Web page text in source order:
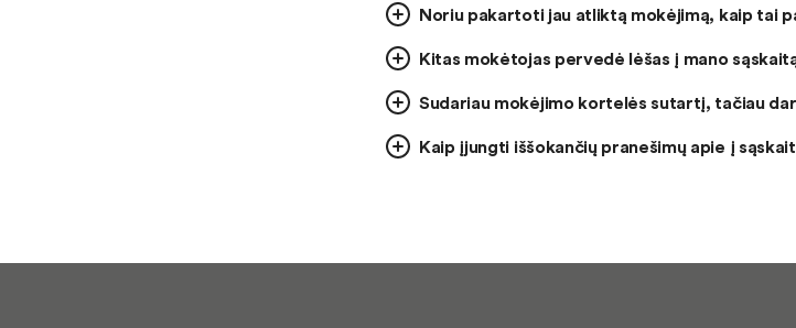
Noriu pakartoti jau atliktą mokėjimą, kaip tai
Kitas mokėtojas pervedė lėšas į mano
Sudariau mokėjimo kortelės sutartį, tačiau
Kaip įjungti iššokančių pranešimų apie į